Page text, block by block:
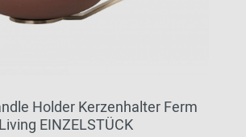
Holder Kerzenhalter Ferm
Living EINZELSTÜCK